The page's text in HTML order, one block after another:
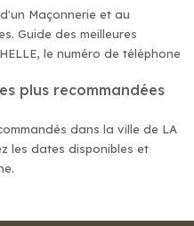
Maçonnerie et au
Guide des meilleures
le numéro de téléphone
plus recommandées
dans la ville de LA
les dates disponibles et